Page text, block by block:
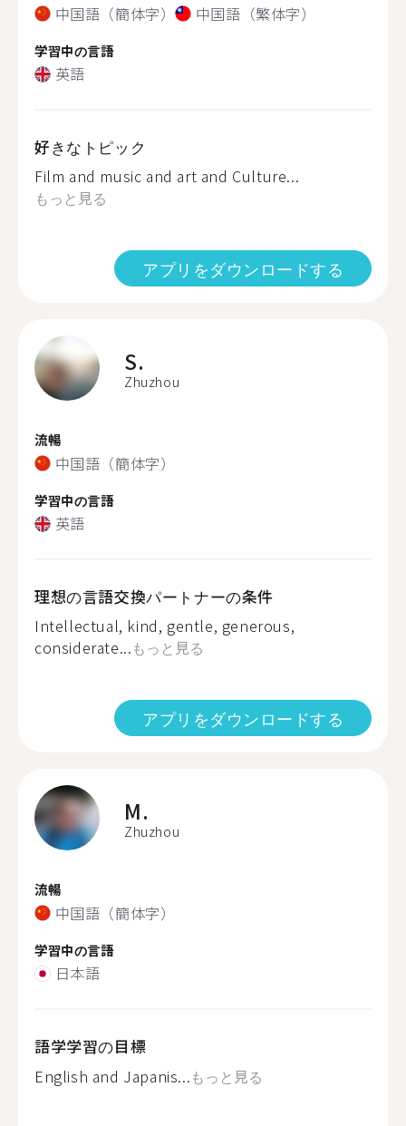
中国語（簡体字） 中国語（繁体字）
学習中の言語
英語
好きなトピック
Film and music and art and Culture...
もっと見る
アプリをダウンロードする
S.
Zhuzhou
流暢
中国語（簡体字）
学習中の言語
英語
理想の言語交換パートナーの条件
Intellectual, kind, gentle, generous,
considerate...もっと見る
アプリをダウンロードする
M.
Zhuzhou
流暢
中国語（簡体字）
学習中の言語
日本語
語学学習の目標
English and Japanis...もっと見る